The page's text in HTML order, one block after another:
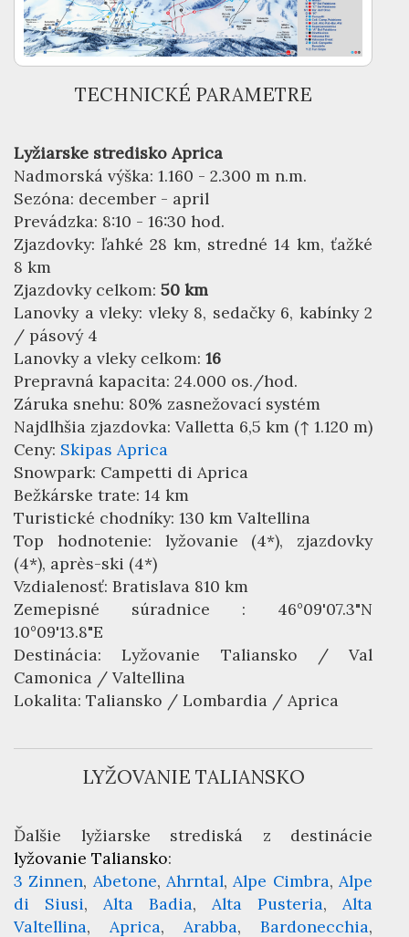
TECHNICKÉ PARAMETRE
Lyžiarske stredisko Aprica
Nadmorská výška: 1.160 - 2.300 m n.m.
Sezóna: december - april
Prevádzka: 8:10 - 16:30 hod.
Zjazdovky: ľahké 28 km, stredné 14 km, ťažké
8 km
Zjazdovky celkom: 50 km
Lanovky a vleky: vleky 8, sedačky 6, kabínky 2
/ pásový 4
Lanovky a vleky celkom: 16
Prepravná kapacita: 24.000 os./hod.
Záruka snehu: 80% zasnežovací systém
Najdlhšia zjazdovka: Valletta 6,5 km (↑ 1.120 m)
Ceny: Skipas Aprica
Snowpark: Campetti di Aprica
Bežkárske trate: 14 km
Turistické chodníky: 130 km Valtellina
Top hodnotenie: lyžovanie (4*), zjazdovky
(4*), après-ski (4*)
Vzdialenosť: Bratislava 810 km
Zemepisné súradnice : 46°09'07.3"N
10°09'13.8"E
Destinácia:Lyžovanie Taliansko / Val
Camonica / Valtellina
Lokalita: Taliansko / Lombardia / Aprica
LYŽOVANIE TALIANSKO
Ďalšie lyžiarske strediská z destinácie
lyžovanie Taliansko:
3 Zinnen Abetone Ahrntal Alpe Cimbra Alpe
di Siusi
Alta Badia Alta Pusteria
Alta
Valtellina
Aprica Arabba
Bardonecchia